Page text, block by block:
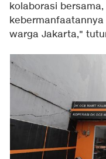
kolaborasi
warga Jakarta,"